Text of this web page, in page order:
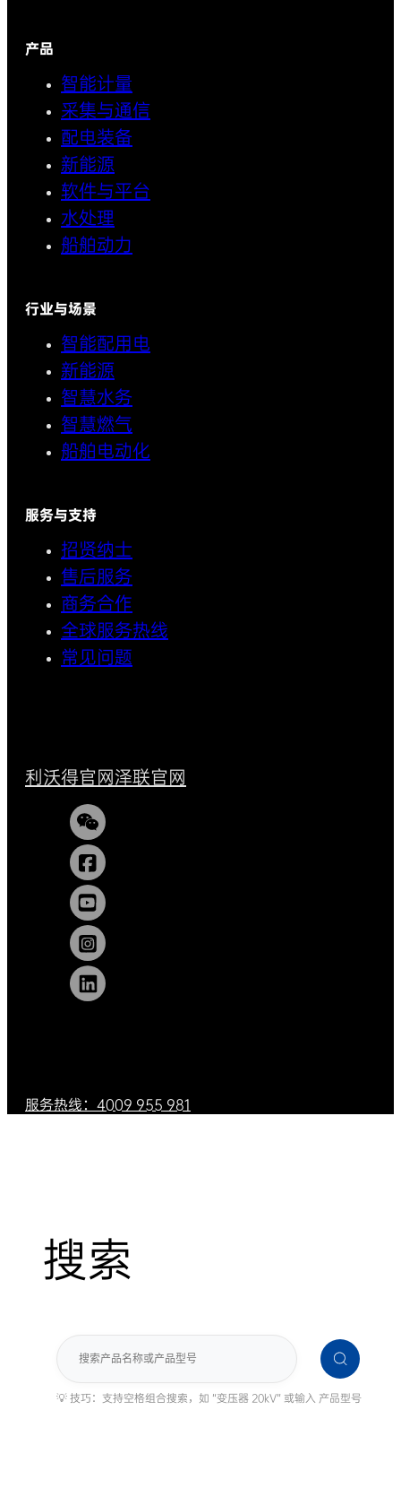
产品
智能计量
采集与通信
配电装备
新能源
软件与平台
水处理
船舶动力
行业与场景
智能配用电
新能源
智慧水务
智慧燃气
船舶电动化
服务与支持
招贤纳士
售后服务
商务合作
全球服务热线
常见问题
利沃得官网泽联官网
服务热线：4009 955 981
搜索